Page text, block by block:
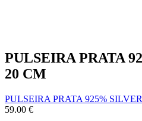
PULSEIRA PRATA
20 CM
PULSEIRA PRATA 925%
59.00 €